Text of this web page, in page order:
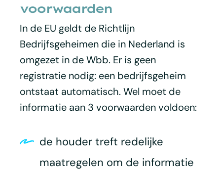
voorwaarden
In de EU geldt de Richtlijn
Bedrijfsgeheimen die in Nederland is
omgezet in de Wbb. Er is geen
registratie nodig: een bedrijfsgeheim
ontstaat automatisch. Wel moet de
informatie aan 3 voorwaarden voldoen:
de houder treft redelijke
maatregelen om de informatie